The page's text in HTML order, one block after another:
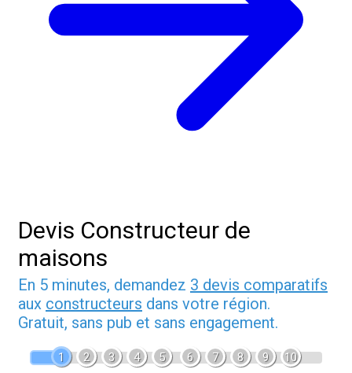
Devis Constructeur de
maisons
En 5 minutes, demandez 3 devis comparatifs
aux constructeurs dans votre région.
Gratuit, sans pub et sans engagement.
1 2 3 4 5 6 7 8 9 10